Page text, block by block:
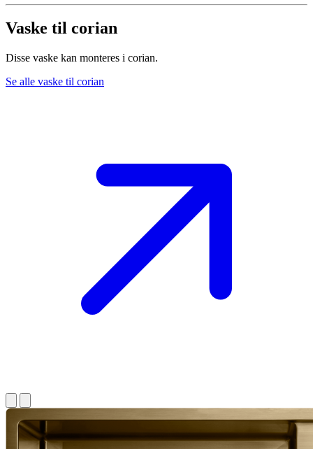
Vaske til corian
Disse vaske kan monteres i corian.
Se alle vaske til corian